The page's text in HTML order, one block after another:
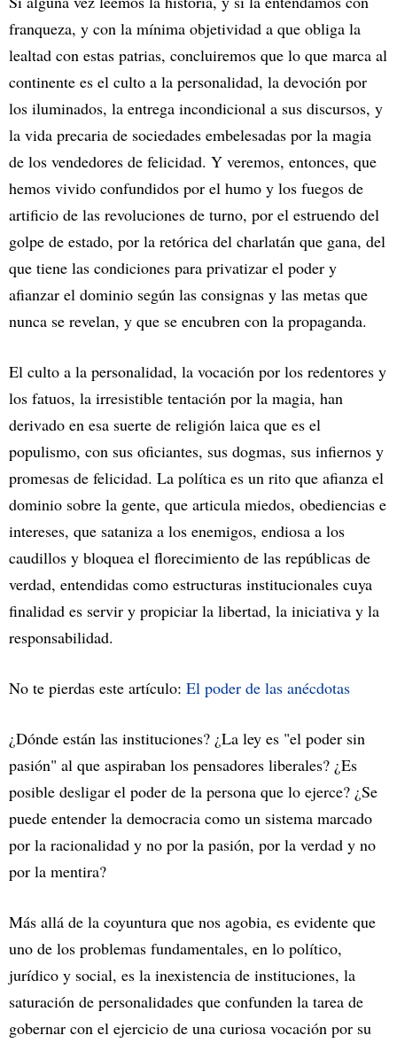
franqueza, y con la mínima objetividad a que obliga la
lealtad con estas patrias, concluiremos que lo que marca al
continente es el culto a la personalidad, la devoción por
los iluminados, la entrega incondicional a sus discursos, y
la vida precaria de sociedades embelesadas por la magia
de los vendedores de felicidad. Y veremos, entonces, que
hemos vivido confundidos por el humo y los fuegos de
artificio de las revoluciones de turno, por el estruendo del
golpe de estado, por la retórica del charlatán que gana, del
que tiene las condiciones para privatizar el poder y
afianzar el dominio según las consignas y las metas que
nunca se revelan, y que se encubren con la propaganda.
El culto a la personalidad, la vocación por los redentores y
los fatuos, la irresistible tentación por la magia, han
derivado en esa suerte de religión laica que es el
populismo, con sus oficiantes, sus dogmas, sus infiernos y
promesas de felicidad. La política es un rito que afianza el
dominio sobre la gente, que articula miedos, obediencias e
intereses, que sataniza a los enemigos, endiosa a los
caudillos y bloquea el florecimiento de las repúblicas de
verdad, entendidas como estructuras institucionales cuya
finalidad es servir y propiciar la libertad, la iniciativa y la
responsabilidad.
No te pierdas este artículo: El poder de las anécdotas
¿Dónde están las instituciones? ¿La ley es "el poder sin
pasión" al que aspiraban los pensadores liberales? ¿Es
posible desligar el poder de la persona que lo ejerce? ¿Se
puede entender la democracia como un sistema marcado
por la racionalidad y no por la pasión, por la verdad y no
por la mentira?
Más allá de la coyuntura que nos agobia, es evidente que
uno de los problemas fundamentales, en lo político,
jurídico y social, es la inexistencia de instituciones, la
saturación de personalidades que confunden la tarea de
gobernar con el ejercicio de una curiosa vocación por su